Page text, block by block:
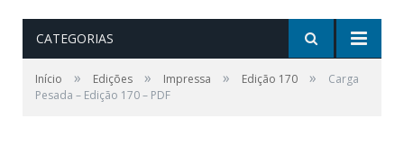
CATEGORIAS
Início » Edições » Impressa » Edição 170 »
Carga
Pesada – Edição 170 – PDF